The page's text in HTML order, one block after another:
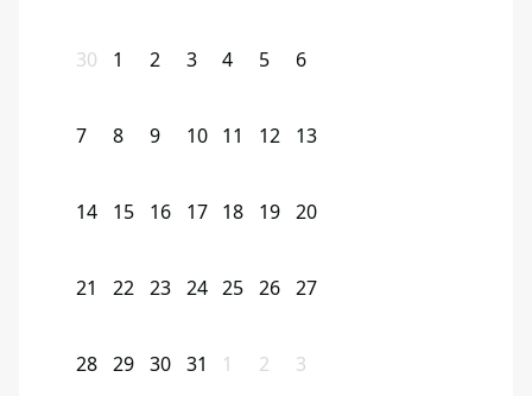
30 1 2 3 4 5 6
7 8 9 10 11 12 13
14 15 16 17 18 19 20
21 22 23 24 25 26 27
28 29 30 31 1 2 3